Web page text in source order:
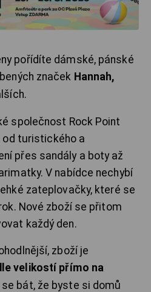
pořídíte dámské, pánské
značek Hannah,
.
společnost Rock Point
od turistického a
přes sandály a boty až
V nabídce nechybí
zateplovačky, které se
Nové zboží se přitom
každý den.
zboží je
velikostí přímo na
bát, že byste si domů